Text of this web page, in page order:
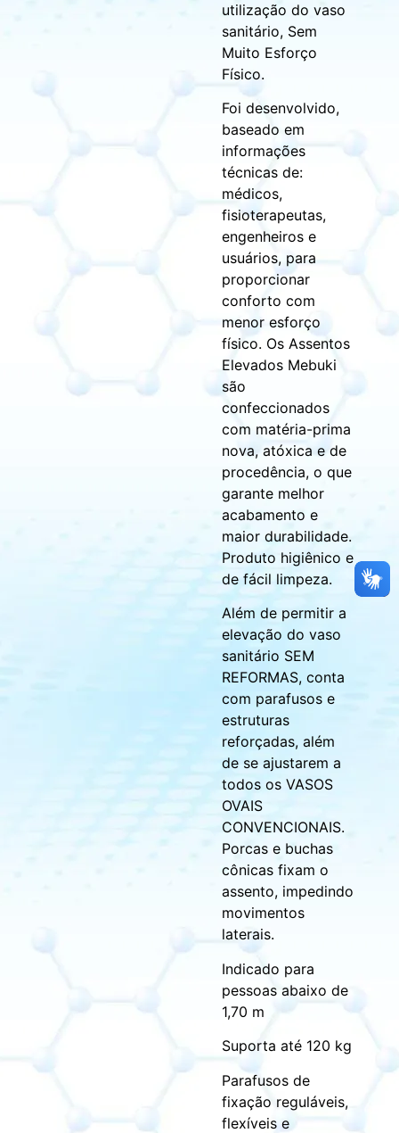
utilização do vaso
sanitário, Sem
Muito Esforço
Físico.
Foi desenvolvido,
baseado em
informações
técnicas de:
médicos,
fisioterapeutas,
engenheiros e
usuários, para
proporcionar
conforto com
menor esforço
físico. Os Assentos
Elevados Mebuki
são
confeccionados
com matéria-prima
nova, atóxica e de
procedência, o que
garante melhor
acabamento e
maior durabilidade.
Produto higiênico e
de fácil limpeza.
Além de permitir a
elevação do vaso
sanitário SEM
REFORMAS, conta
com parafusos e
estruturas
reforçadas, além
de se ajustarem a
todos os VASOS
OVAIS
CONVENCIONAIS.
Porcas e buchas
cônicas fixam o
assento, impedindo
movimentos
laterais.
Indicado para
pessoas abaixo de
1,70 m
Suporta até 120 kg
Parafusos de
fixação reguláveis,
flexíveis e